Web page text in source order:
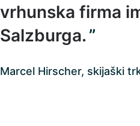
vrhunska firma
Salzburga.
Marcel Hirscher, skijaški